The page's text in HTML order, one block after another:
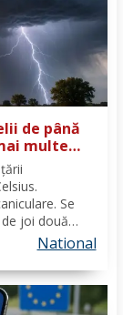
de până
multe
Se
joi două
timp în mare
de...
National